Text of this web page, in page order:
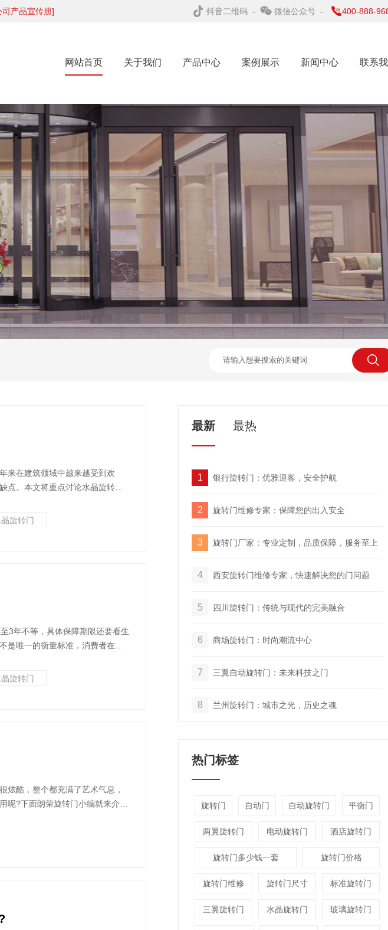
司产品宣传册] 抖音二维码 - 微信公众号 - 400-888-
网站首页 关于我们 产品中心 案例展示 新闻中心 联系
来在建筑领域中越来越受到欢
点。本文将重点讨论水晶旋转门
晶旋转门
3年不等，具体保障期限还要看生
是唯一的衡量标准，消费者在购
晶旋转门
炫酷，整个都充满了艺术气息，
呢?下面朗荣旋转门小编就来介绍
最新 最热
1 银行旋转门：优雅迎客，安全护航
2 旋转门维修专家：保障您的出入安全
3 旋转门厂家：专业定制，品质保障，服务至上
4 西安旋转门维修专家，快速解决您的门问题
5 四川旋转门：传统与现代的完美融合
6 商场旋转门：时尚潮流中心
7 三翼自动旋转门：未来科技之门
8 兰州旋转门：城市之光，历史之魂
热门标签
旋转门 自动门 自动旋转门 平衡门
两翼旋转门 电动旋转门 酒店旋转门
旋转门多少钱一套 旋转门价格
旋转门维修 旋转门尺寸 标准旋转门
三翼旋转门 水晶旋转门 玻璃旋转门